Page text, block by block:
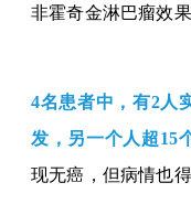
非霍奇金淋巴瘤效果
4名患者中，有2人
发，另一个人超15
现无癌，但病情也